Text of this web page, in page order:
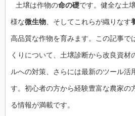
土壌は作物の命の礎です。健全な土
様な微生物 、そしてこれらが織りなす
高品質な作物を育みます。この記事で
くりについて、土壌診断から改良資材
ルへの対策、さらには最新のツール活
す。初心者の方から経験豊富な農家の
る情報が満載です。